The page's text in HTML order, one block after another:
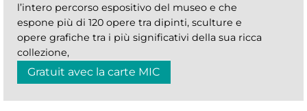
l’intero percorso espositivo del museo e che
espone più di 120 opere tra dipinti, sculture e
opere grafiche tra i più significativi della sua ricca
collezione,
Gratuit avec la carte MIC